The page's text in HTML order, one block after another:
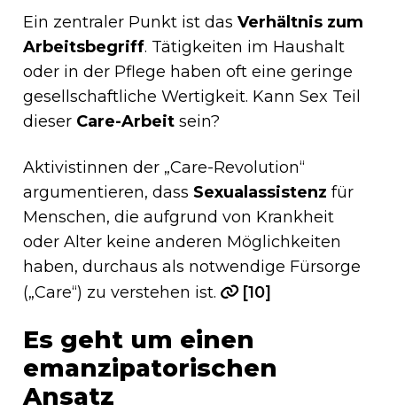
Ein zentraler Punkt ist dasVerhältnis zum
Arbeitsbegriff. Tätigkeiten im Haushalt
oder in der Pflege haben oft eine geringe
gesellschaftliche Wertigkeit. Kann Sex Teil
dieser Care-Arbeit sein?
Aktivistinnen der „Care-Revolution“
argumentieren, dass Sexualassistenz für
Menschen, die aufgrund von Krankheit
oder Alter keine anderen Möglichkeiten
haben, durchaus als notwendige Fürsorge
(„Care“) zu verstehen ist.
[10]
Es geht um einen
emanzipatorischen
Ansatz